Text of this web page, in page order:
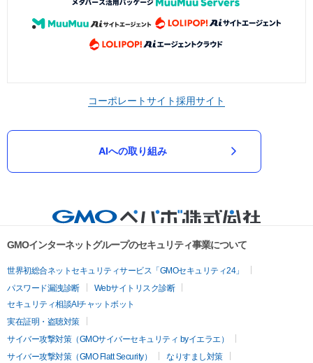
コーポレートサイト採用サイト
AIへの取り組み
GMOインターネットグループのセキュリティ事業について
世界初総合ネットセキュリティサービス「GMOセキュリティ24」
パスワード漏洩診断
Webサイトリスク診断
セキュリティ相談AIチャットボット
実在証明・盗聴対策
サイバー攻撃対策（GMOサイバーセキュリティ byイエラエ）
サイバー攻撃対策（GMO Flatt Security）
なりすまし対策